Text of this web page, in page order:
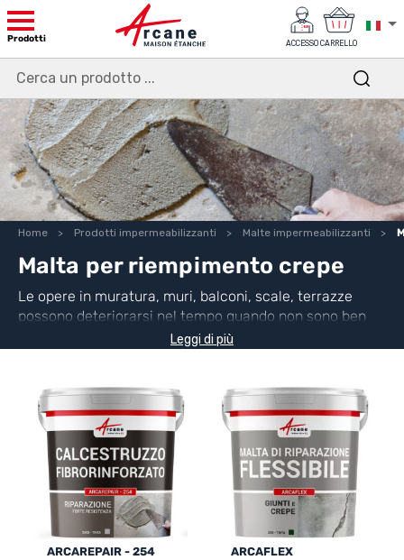
Prodotti ACCESSO CARRELLO
Home Prodotti impermeabilizzanti Malte impermeabilizzanti
Malta per riempimento crepe
Le opere in muratura, muri, balconi, scale, terrazze
possono deteriorarsi nel tempo quando non sono ben
protette. Prima di applicare unintonaco
l'opera con il prodotto adatto.
Leggi di più
ARCAREPAIR - 254
ARCAFLEX